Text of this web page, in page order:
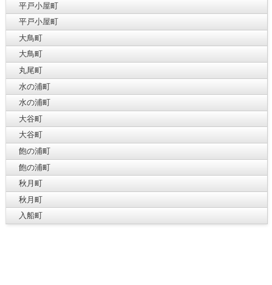
平戸小屋町
平戸小屋町
大鳥町
大鳥町
丸尾町
水の浦町
水の浦町
大谷町
大谷町
飽の浦町
飽の浦町
秋月町
秋月町
入船町